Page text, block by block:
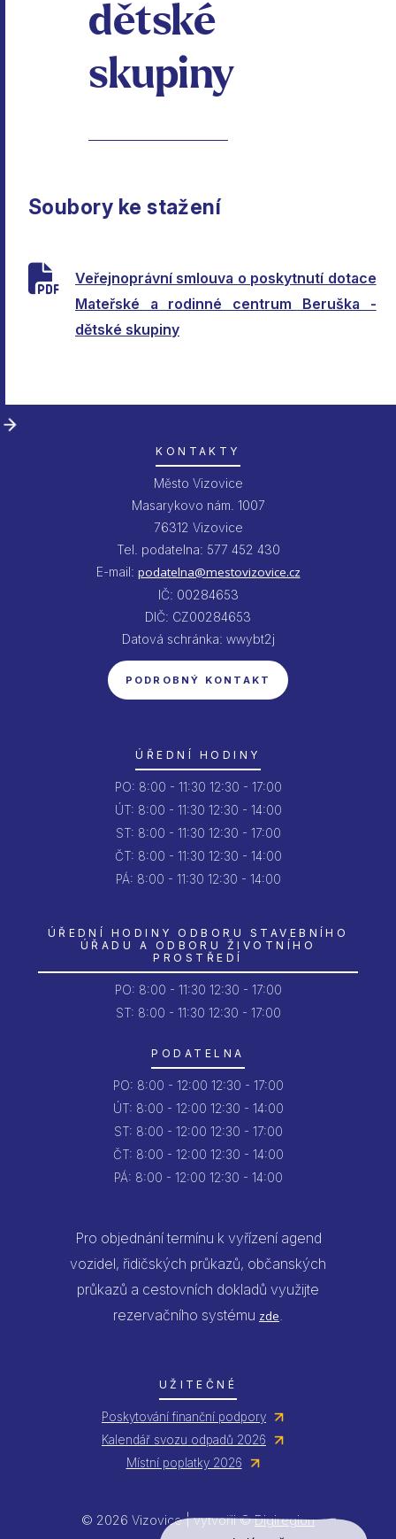
dětské
skupiny
Soubory ke stažení
Veřejnoprávní smlouva o poskytnutí dotace
Mateřské a rodinné centrum Beruška -
dětské skupiny
KONTAKTY
Město Vizovice
Masarykovo nám. 1007
76312 Vizovice
Tel. podatelna: 577 452 430
E-mail: podatelna@mestovizovice.cz
IČ: 00284653
DIČ: CZ00284653
Datová schránka: wwybt2j
PODROBNÝ KONTAKT
ÚŘEDNÍ HODINY
PO: 8:00 - 11:30 12:30 - 17:00
ÚT: 8:00 - 11:30 12:30 - 14:00
ST: 8:00 - 11:30 12:30 - 17:00
ČT: 8:00 - 11:30 12:30 - 14:00
PÁ: 8:00 - 11:30 12:30 - 14:00
ÚŘEDNÍ HODINY ODBORU STAVEBNÍHO
ÚŘADU A ODBORU ŽIVOTNÍHO
PROSTŘEDÍ
PO: 8:00 - 11:30 12:30 - 17:00
ST: 8:00 - 11:30 12:30 - 17:00
PODATELNA
PO: 8:00 - 12:00 12:30 - 17:00
ÚT: 8:00 - 12:00 12:30 - 14:00
ST: 8:00 - 12:00 12:30 - 17:00
ČT: 8:00 - 12:00 12:30 - 14:00
PÁ: 8:00 - 12:00 12:30 - 14:00
Pro objednání termínu k vyřízení agend
vozidel, řidičských průkazů, občanských
průkazů a cestovních dokladů využijte
rezervačního systému zde.
UŽITEČNÉ
Poskytování finanční podpory
Kalendář svozu odpadů 2026
Místní poplatky 2026
© 2026 Vizovice | vytvořil ©Digiregion